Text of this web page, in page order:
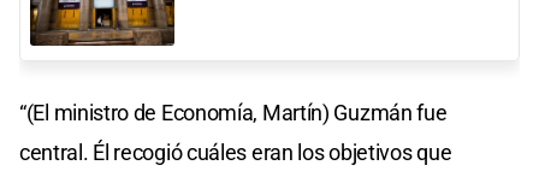
“(El ministro de Economía, Martín) Guzmán fue
central. Él recogió cuáles eran los objetivos que